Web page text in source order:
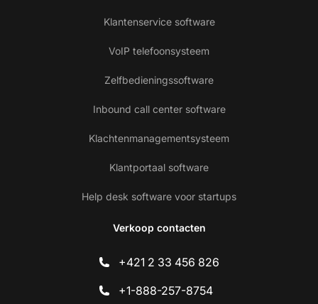
Klantenservice software
VoIP telefoonsysteem
Zelfbedieningssoftware
Inbound call center software
Klachtenmanagementsysteem
Klantportaal software
Help desk software voor startups
Verkoop contacten
+421 2 33 456 826
+1-888-257-8754